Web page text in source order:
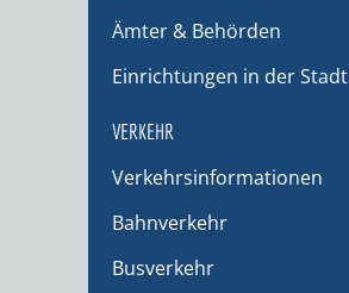
Ämter & Behörden
Einrichtungen in der Stadt
VERKEHR
Verkehrsinformationen
Bahnverkehr
Busverkehr